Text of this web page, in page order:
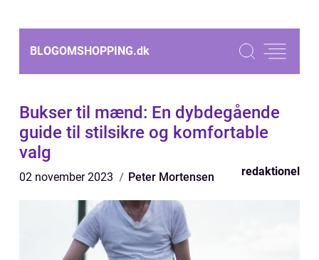
BLOGOMSHOPPING.dk
Bukser til mænd: En dybdegående
guide til stilsikre og komfortable
valg
02 november 2023 Peter Mortensen redaktionel